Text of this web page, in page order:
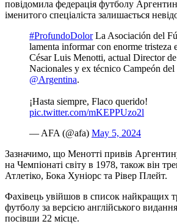
повідомила федерація футболу
іменитого спеціаліста залишається
#ProfundoDolorLa Asociación del
lamenta informar con enorme tristeza
César Luis Menotti, actual Director
Nacionales y ex técnico Campeón
@Argentina.
¡Hasta siempre, Flaco querido!
pic.twitter.com/mKEPPUzo2l
— AFA (@afa) May 5, 2024
Зазначимо, що Менотті привів
на Чемпіонаті світу в 1978, також він
Атлетіко, Бока Хуніорс та Рівер Плейт.
Фахівець увійшов в список найкращих
футболу за версією англійського
посівши 22 місце.